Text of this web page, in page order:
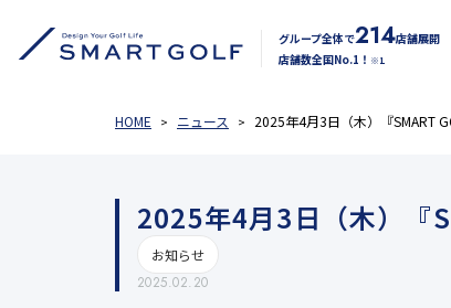
グループ全体で214店舗展開
店舗数全国No.1！ ※1
HOME ニュース 2025年4月3日（木）『SMART
2025年4月3日（木）『
お知らせ
2025.02.20